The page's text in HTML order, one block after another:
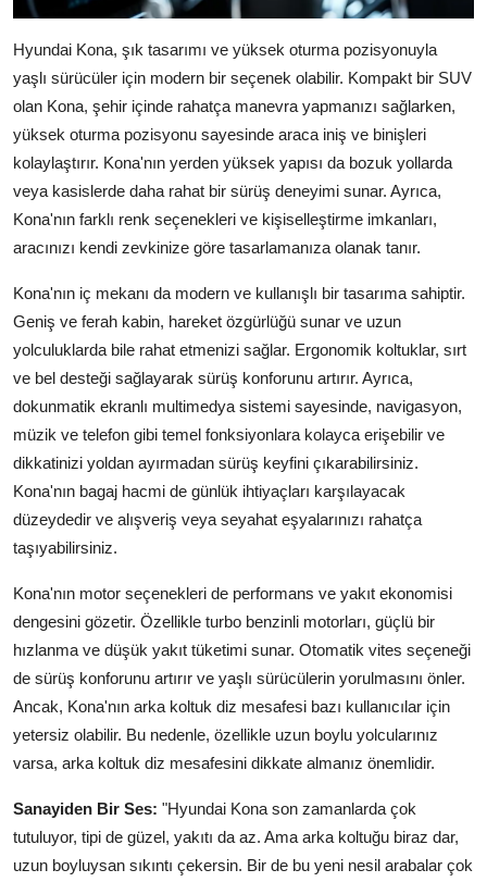
Hyundai Kona, şık tasarımı ve yüksek oturma pozisyonuyla
yaşlı sürücüler için modern bir seçenek olabilir. Kompakt bir SUV
olan Kona, şehir içinde rahatça manevra yapmanızı sağlarken,
yüksek oturma pozisyonu sayesinde araca iniş ve binişleri
kolaylaştırır. Kona'nın yerden yüksek yapısı da bozuk yollarda
veya kasislerde daha rahat bir sürüş deneyimi sunar. Ayrıca,
Kona'nın farklı renk seçenekleri ve kişiselleştirme imkanları,
aracınızı kendi zevkinize göre tasarlamanıza olanak tanır.
Kona'nın iç mekanı da modern ve kullanışlı bir tasarıma sahiptir.
Geniş ve ferah kabin, hareket özgürlüğü sunar ve uzun
yolculuklarda bile rahat etmenizi sağlar. Ergonomik koltuklar, sırt
ve bel desteği sağlayarak sürüş konforunu artırır. Ayrıca,
dokunmatik ekranlı multimedya sistemi sayesinde, navigasyon,
müzik ve telefon gibi temel fonksiyonlara kolayca erişebilir ve
dikkatinizi yoldan ayırmadan sürüş keyfini çıkarabilirsiniz.
Kona'nın bagaj hacmi de günlük ihtiyaçları karşılayacak
düzeydedir ve alışveriş veya seyahat eşyalarınızı rahatça
taşıyabilirsiniz.
Kona'nın motor seçenekleri de performans ve yakıt ekonomisi
dengesini gözetir. Özellikle turbo benzinli motorları, güçlü bir
hızlanma ve düşük yakıt tüketimi sunar. Otomatik vites seçeneği
de sürüş konforunu artırır ve yaşlı sürücülerin yorulmasını önler.
Ancak, Kona'nın arka koltuk diz mesafesi bazı kullanıcılar için
yetersiz olabilir. Bu nedenle, özellikle uzun boylu yolcularınız
varsa, arka koltuk diz mesafesini dikkate almanız önemlidir.
Sanayiden Bir Ses: "Hyundai Kona son zamanlarda çok
tutuluyor, tipi de güzel, yakıtı da az. Ama arka koltuğu biraz dar,
uzun boyluysan sıkıntı çekersin. Bir de bu yeni nesil arabalar çok